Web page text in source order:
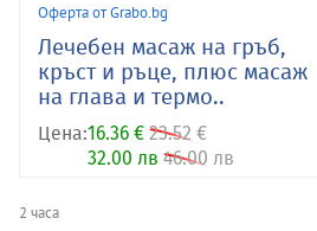
Оферта от Grabo.bg
Лечебен масаж на гръб,
кръст и ръце, плюс масаж
на глава и термо..
Цена:16.36 € 23.52 €
32.00 лв 46.00 лв
2 часа